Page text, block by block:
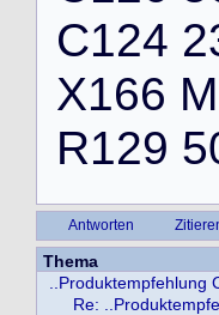
C124 2
X166 M
R129 5
Antworten
Thema
..Produktempfehlung
Re: